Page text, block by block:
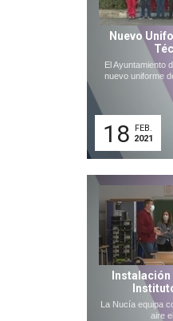
Nuevo
El Ayuntamiento
nuevo uniforme
18
FEB.
2021
La Nucía equipa
aire